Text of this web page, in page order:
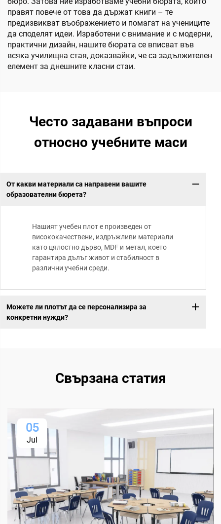
правят повече от това да държат книги – те
предизвикват въображението и помагат на учениците
да споделят идеи. Изработени с внимание и с модерни,
практични дизайн, нашите бюрата се вписват във
всяка училищна стая, доказвайки, че са задължителен
елемент за днешните класни стаи.
Често задавани въпроси
относно учебните маси
От какви материали са направени вашите
образователни бюрета?
Нашият учебен плот е произведен от
висококачествени, издръжливи материали
като цялостно дърво, MDF и метал, което
гарантира дълъг живот и стабилност в
различни учебни среди.
Можете ли плотът да се персонализира за
конкретни нужди?
Свързана статия
05
Jul